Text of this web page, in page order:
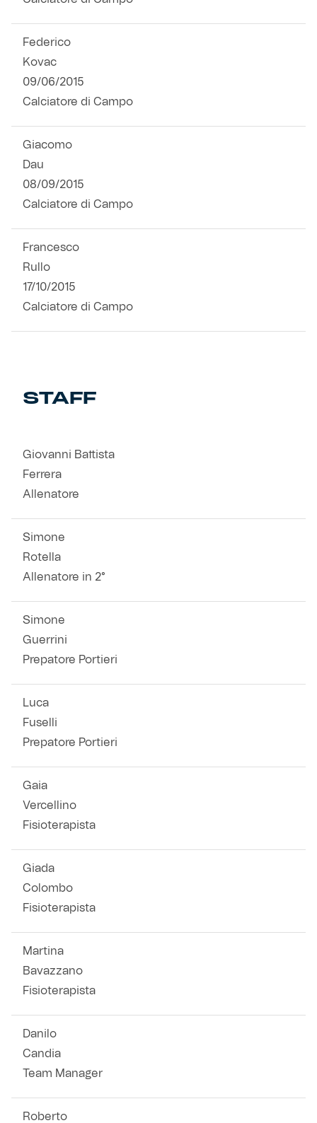
Federico
Kovac
09/06/2015
Calciatore di Campo
Giacomo
Dau
08/09/2015
Calciatore di Campo
Francesco
Rullo
17/10/2015
Calciatore di Campo
STAFF
Giovanni Battista
Ferrera
Allenatore
Simone
Rotella
Allenatore in 2°
Simone
Guerrini
Prepatore Portieri
Luca
Fuselli
Prepatore Portieri
Gaia
Vercellino
Fisioterapista
Giada
Colombo
Fisioterapista
Martina
Bavazzano
Fisioterapista
Danilo
Candia
Team Manager
Roberto